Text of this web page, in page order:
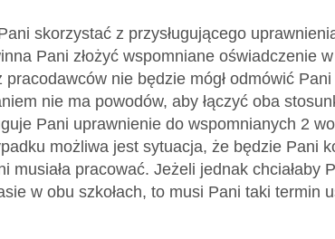
skorzystać z przysługującego
Pani złożyć wspomniane oświadczenie
nie będzie mógł odmówić
nie ma powodów, aby łączyć oba
Pani uprawnienie do wspomnianych 2
możliwa jest sytuacja, że będzie Pani
musiała pracować. Jeżeli jednak chciałaby
w obu szkołach, to musi Pani taki termin